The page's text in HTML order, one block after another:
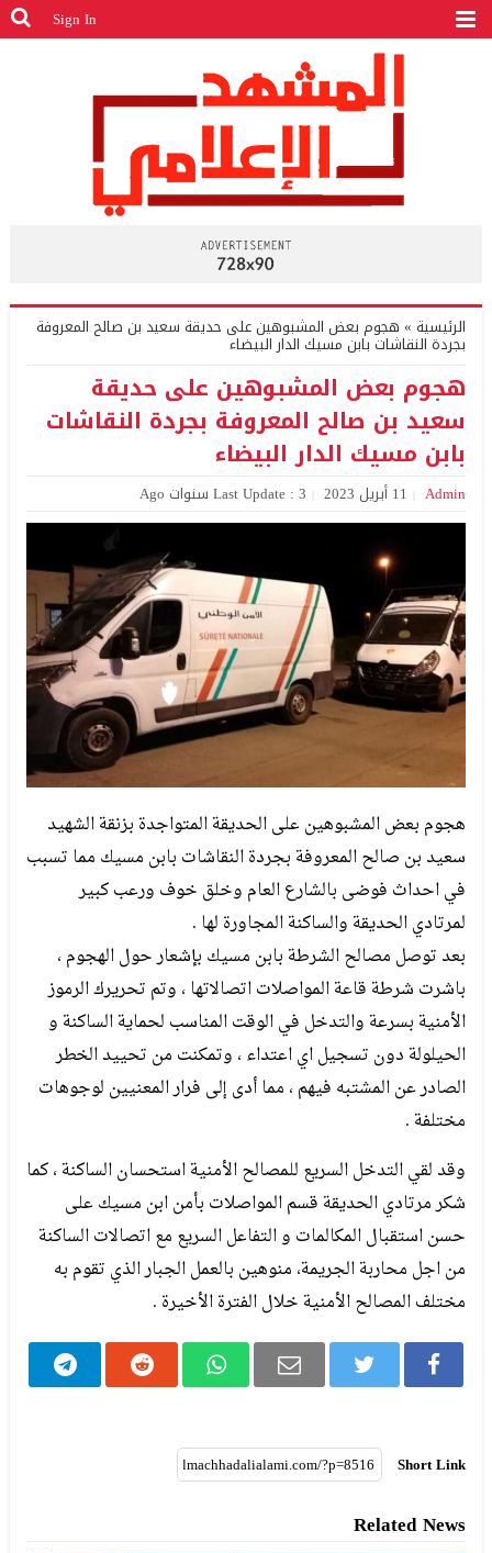
Sign In
الرئيسية » هجوم بعض المشبوهين على حديقة سعيد بن صالح المعروفة
بجردة النقاشات بابن مسيك الدار البيضاء
هجوم بعض المشبوهين على حديقة
سعيد بن صالح المعروفة بجردة النقاشات
بابن مسيك الدار البيضاء
Admin 11 أبريل 2023 Last Update : 3 سنوات Ago
هجوم بعض المشبوهين على الحديقة المتواجدة بزنقة الشهيد
سعيد بن صالح المعروفة بجردة النقاشات بابن مسيك مما تسبب
في احداث فوضى بالشارع العام وخلق خوف ورعب كبير
لمرتادي الحديقة والساكنة المجاورة لها .
بعد توصل مصالح الشرطة بابن مسيك بإشعار حول الهجوم ،
باشرت شرطة قاعة المواصلات اتصالاتها ، وتم تحريرك الرموز
الأمنية بسرعة والتدخل في الوقت المناسب لحماية الساكنة و
الحيلولة دون تسجيل اي اعتداء ، وتمكنت من تحييد الخطر
الصادر عن المشتبه فيهم ، مما أدى إلى فرار المعنيين لوجوهات
مختلفة .
وقد لقي التدخل السريع للمصالح الأمنية استحسان الساكنة ، كما
شكر مرتادي الحديقة قسم المواصلات بأمن ابن مسيك على
حسن استقبال المكالمات و التفاعل السريع مع اتصالات الساكنة
من اجل محاربة الجريمة، منوهين بالعمل الجبار الذي تقوم به
مختلف المصالح الأمنية خلال الفترة الأخيرة .
Short Link
Related News